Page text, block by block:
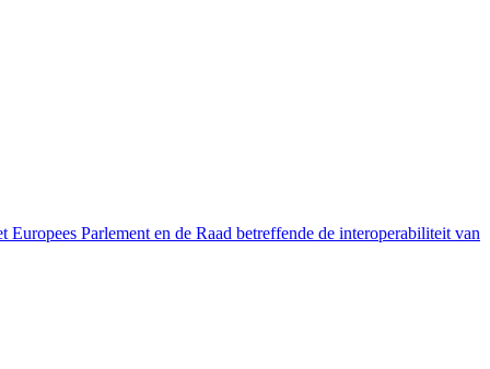
Parlement en de Raad betreffende de interoperabiliteit van